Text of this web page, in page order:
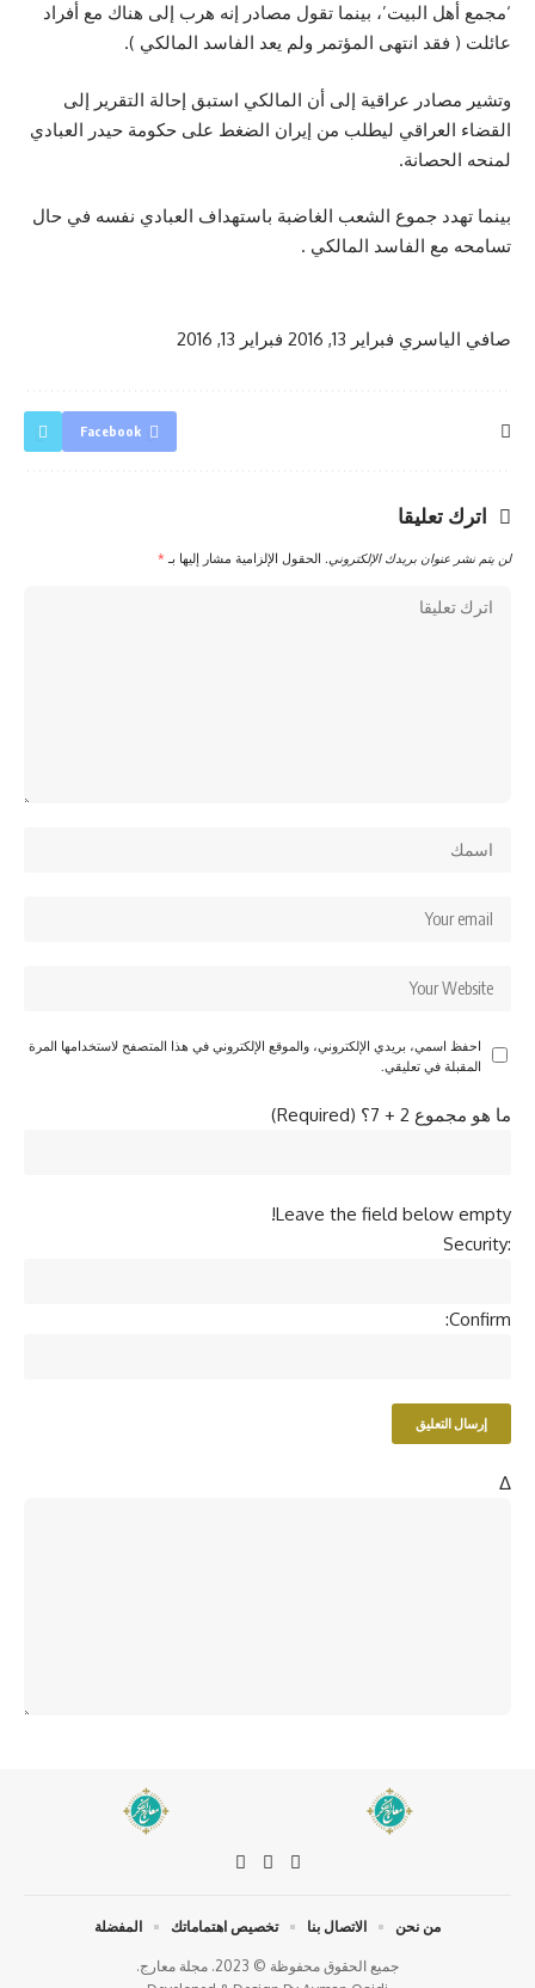
‘مجمع أهل البيت’، بينما تقول مصادر إنه هرب إلى هناك مع أفراد
عائلت ( فقد انتهى المؤتمر ولم يعد الفاسد المالكي ).
وتشير مصادر عراقية إلى أن المالكي استبق إحالة التقرير إلى
القضاء العراقي ليطلب من إيران الضغط على حكومة حيدر العبادي
لمنحه الحصانة.
بينما تهدد جموع الشعب الغاضبة باستهداف العبادي نفسه في حال
تسامحه مع الفاسد المالكي .
صافي الياسري فبراير 13, 2016 فبراير 13, 2016
Facebook
اترك تعليقا
لن يتم نشر عنوان بريدك الإلكتروني. الحقول الإلزامية مشار إليها بـ *
احفظ اسمي، بريدي الإلكتروني، والموقع الإلكتروني في هذا المتصفح لاستخدامها المرة
المقبلة في تعليقي.
ما هو مجموع 2 + 7؟ (Required)
Leave the field below empty!
Security:
Confirm:
Δ
جميع الحقوق محفوظة © 2023. مجلة معارج.
من نحن الاتصال بنا تخصيص اهتماماتك المفضلة